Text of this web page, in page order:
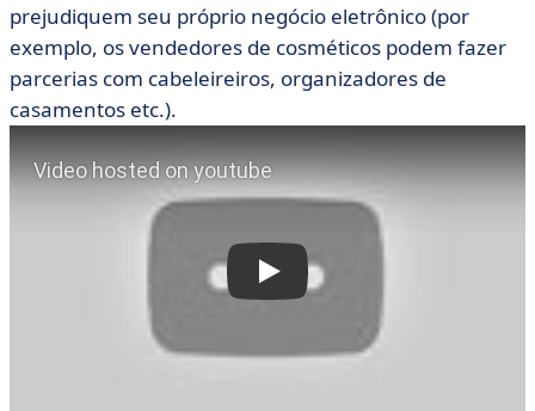
prejudiquem seu próprio negócio eletrônico (por
exemplo, os vendedores de cosméticos podem fazer
parcerias com cabeleireiros, organizadores de
casamentos etc.).